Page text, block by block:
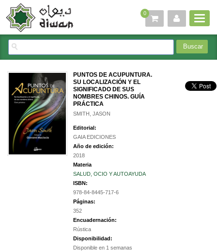
0
PUNTOS DE ACUPUNTURA.
SU LOCALIZACIÓN Y EL
SIGNIFICADO DE SUS
NOMBRES CHINOS. GUÍA
PRÁCTICA
SMITH, JASON
Editorial:
GAIA EDICIONES
Año de edición:
2018
Materia
SALUD, OCIO Y AUTOAYUDA
ISBN:
978-84-8445-717-6
Páginas:
352
Encuadernación:
Rústica
Disponibilidad:
Disponible en 1 semanas